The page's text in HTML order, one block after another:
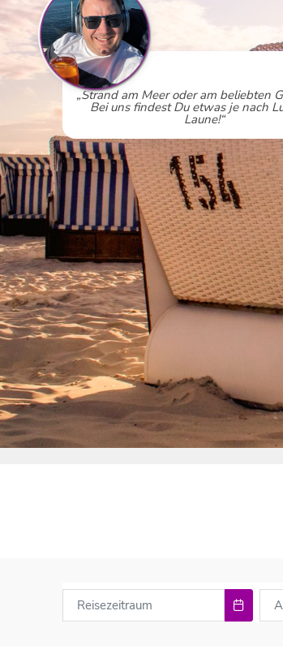
Strand am Meer oder am beliebten
Bei uns findest Du etwas je nach
Laune!